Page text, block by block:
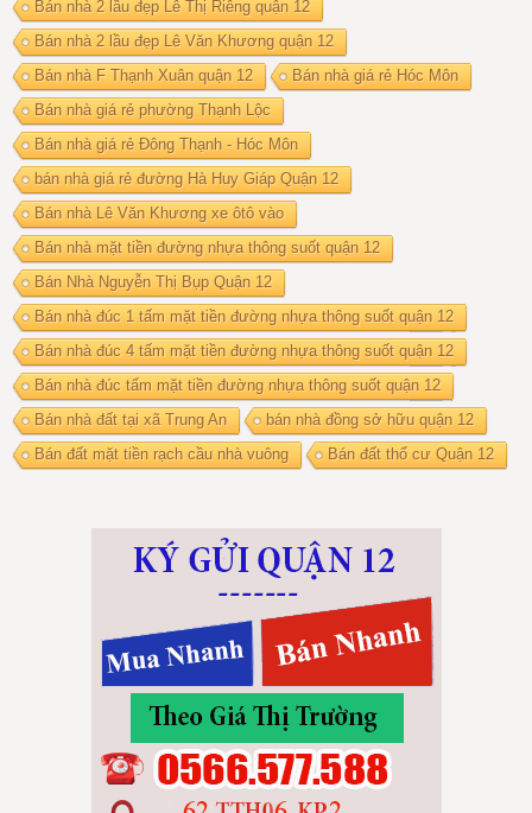
Bán nhà 2 lầu đẹp Lê Thị Riêng quận 12
Bán nhà 2 lầu đẹp Lê Văn Khương quận 12
Bán nhà F Thạnh Xuân quận 12
Bán nhà giá rẻ Hóc Môn
Bán nhà giá rẻ phường Thạnh Lộc
Bán nhà giá rẻ Đông Thạnh - Hóc Môn
bán nhà giá rẻ đường Hà Huy Giáp Quận 12
Bán nhà Lê Văn Khương xe ôtô vào
Bán nhà mặt tiền đường nhựa thông suốt quận 12
Bán Nhà Nguyễn Thị Bụp Quận 12
Bán nhà đúc 1 tấm mặt tiền đường nhựa thông suốt quận 12
Bán nhà đúc 4 tấm mặt tiền đường nhựa thông suốt quận 12
Bán nhà đúc tấm mặt tiền đường nhựa thông suốt quận 12
Bán nhà đất tại xã Trung An
bán nhà đồng sở hữu quận 12
Bán đất mặt tiền rạch cầu nhà vuông
Bán đất thổ cư Quận 12